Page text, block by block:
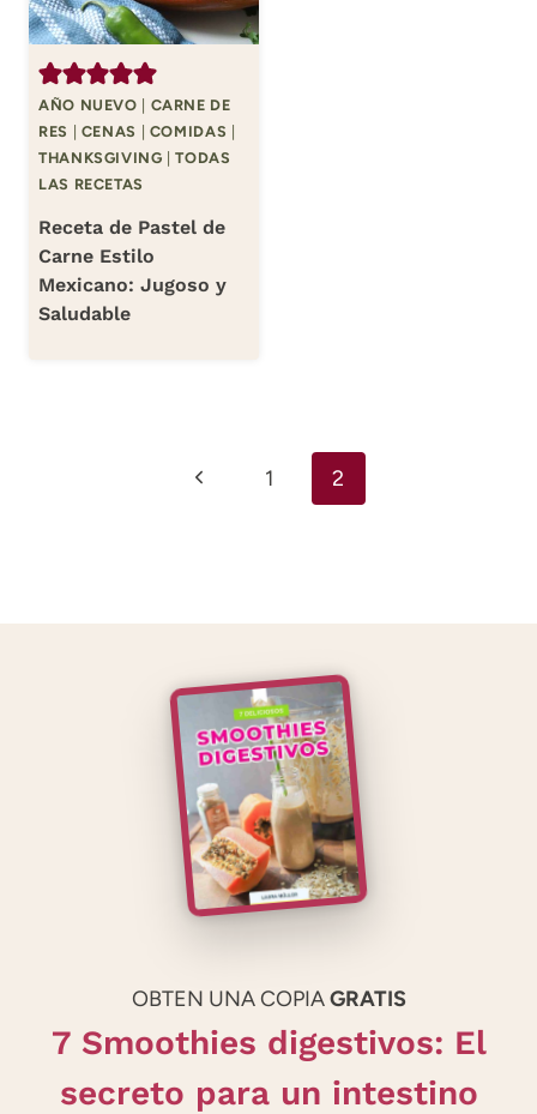
AÑO NUEVO
CARNE DE
RES
CENAS COMIDAS
THANKSGIVING |TODAS
LAS RECETAS
Receta de Pastel de
Carne Estilo
Mexicano: Jugoso y
Saludable
Página
1 2
OBTEN UNA COPIAGRATIS
7 Smoothies digestivos: El
secreto para un intestino